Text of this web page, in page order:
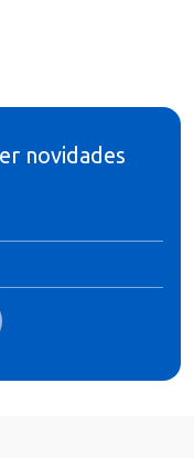
novidades